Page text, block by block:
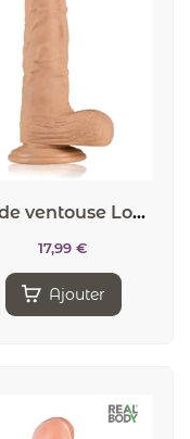
Gode ventouse Long John
17,99 €
Ajouter